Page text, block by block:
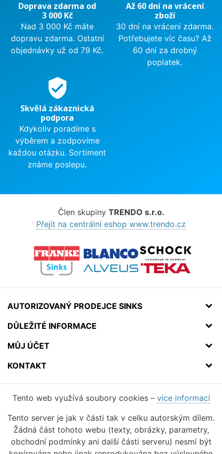
Doprava zdarma od
3 000 Kč
Nad 3 000 Kč máte
dopravu zdarma. Ostatní
objednávky už od 79 Kč.
Až 60 dní na vrácení
zboží
30 dní na vrácení zdarma.
Potřebujete víc času? Až
60 dní za drobný
poplatek.
verified_user
Skvělá zákaznická
podpora
Kdykoliv poradíme s
výběrem a zodpovíme
každou otázku. Sortiment
známe poslepu.
Člen skupiny TRENDO s.r.o.
Přejít na centrální eshop www.trendo.cz
AUTORIZOVANÝ PRODEJCE SINKS
DŮLEŽITÉ INFORMACE
MŮJ ÚČET
KONTAKT
Tento web využívá soubory cookies – více informací
Tento server je jak v části tak v celku autorským dílem.
Žádná část tohoto webu (texty, obrázky, parametry,
obchodní podmínky ani další části serveru) nesmí být